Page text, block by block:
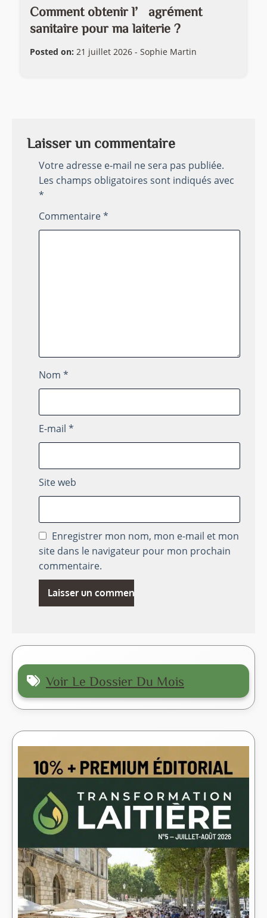
Comment obtenir l’agrément
sanitaire pour ma laiterie ?
Posted on: 21 juillet 2026 - Sophie Martin
Laisser un commentaire
Votre adresse e-mail ne sera pas publiée.
Les champs obligatoires sont indiqués avec
*
Commentaire*
Nom *
E-mail *
Site web
Enregistrer mon nom, mon e-mail et mon
site dans le navigateur pour mon prochain
commentaire.
Voir Le Dossier Du Mois